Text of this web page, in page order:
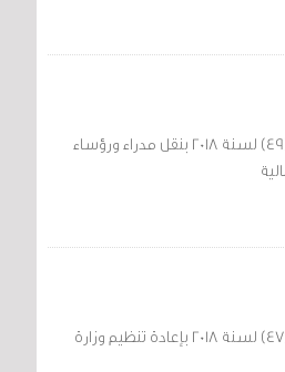
صدر عن ولي العهد سلمان بن حمد آل خليفة مرسوم رقم (49) لسنة 2018 بنقل مدراء ورؤساء
صدر عن ولي العهد سلمان بن حمد آل خليفة مرسوم رقم (47) لسنة 2018 بإعادة تنظيم وزارة